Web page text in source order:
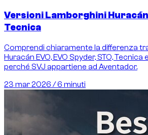
Versioni Lamborghini Huracán:
Tecnica
Comprendi chiaramente la differenza
Huracán EVO, EVO Spyder, STO,
perché SVJ appartiene ad Aventador.
23 mar 2026 /6 minuti